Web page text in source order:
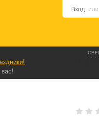
Вход или